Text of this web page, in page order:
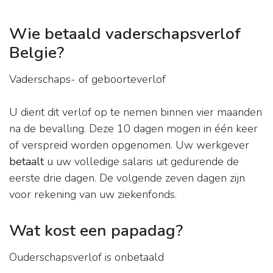
Wie betaald vaderschapsverlof
Belgie?
Vaderschaps- of geboorteverlof
U dient dit verlof op te nemen binnen vier maanden
na de bevalling. Deze 10 dagen mogen in één keer
of verspreid worden opgenomen. Uw werkgever
betaaltu uw volledige salaris uit gedurende de
eerste drie dagen. De volgende zeven dagen zijn
voor rekening van uw ziekenfonds.
Wat kost een papadag?
Ouderschapsverlof is onbetaald